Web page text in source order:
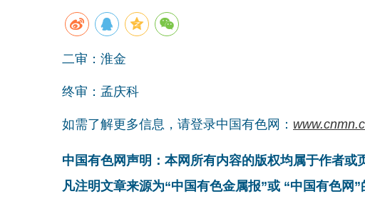
二审：淮金
终审：孟庆科
如需了解更多信息，请登录中国有色网：
中国有色网声明：本网所有内容的版权均属于作者或
凡注明文章来源为“中国有色金属报”或 “中国有色网